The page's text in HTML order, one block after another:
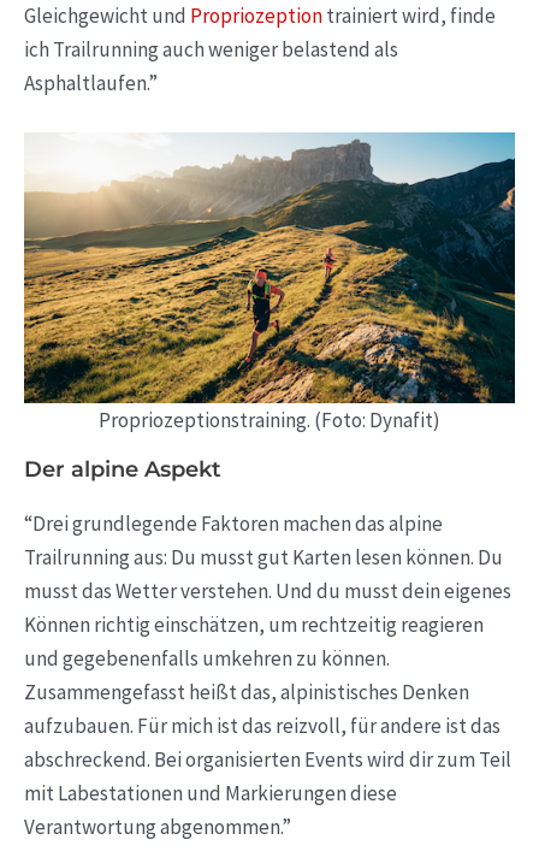
Gleichgewicht und Propriozeptiontrainiert wird, finde
ich Trailrunning auch weniger belastend als
Asphaltlaufen.”
Propriozeptionstraining. (Foto: Dynafit)
Der alpine Aspekt
“Drei grundlegende Faktoren machen das alpine
Trailrunning aus: Du musst gut Karten lesen können. Du
musst das Wetter verstehen. Und du musst dein eigenes
Können richtig einschätzen, um rechtzeitig reagieren
und gegebenenfalls umkehren zu können.
Zusammengefasst heißt das, alpinistisches Denken
aufzubauen. Für mich ist das reizvoll, für andere ist das
abschreckend. Bei organisierten Events wird dir zum Teil
mit Labestationen und Markierungen diese
Verantwortung abgenommen.”